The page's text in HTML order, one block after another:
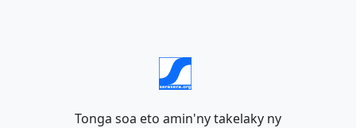
Tonga soa eto amin'ny takelaky ny